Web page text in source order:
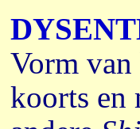
Vorm van
koorts en